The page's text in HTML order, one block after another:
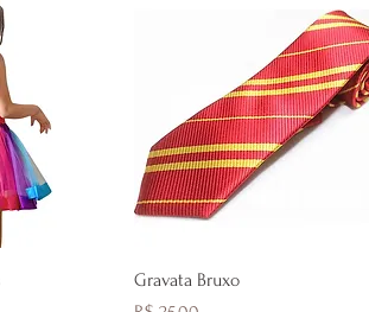
Visualização rápida
Gravata Bruxo